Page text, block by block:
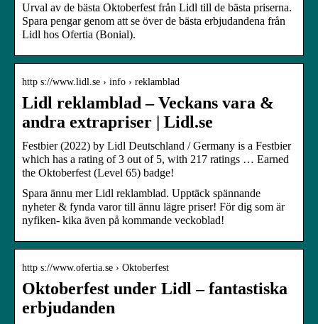
Urval av de bästa Oktoberfest från Lidl till de bästa priserna.
Spara pengar genom att se över de bästa erbjudandena från
Lidl hos Ofertia (Bonial).
http s://www.lidl.se › info › reklamblad
Lidl reklamblad – Veckans vara &
andra extrapriser | Lidl.se
Festbier (2022) by Lidl Deutschland / Germany is a Festbier
which has a rating of 3 out of 5, with 217 ratings … Earned
the Oktoberfest (Level 65) badge!
Spara ännu mer Lidl reklamblad. Upptäck spännande
nyheter & fynda varor till ännu lägre priser! För dig som är
nyfiken- kika även på kommande veckoblad!
http s://www.ofertia.se › Oktoberfest
Oktoberfest under Lidl – fantastiska
erbjudanden